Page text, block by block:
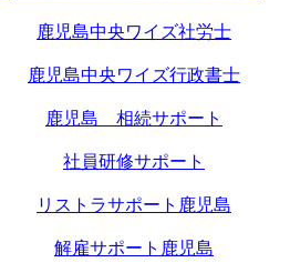
鹿児島中央ワイズ社労士
鹿児島中央ワイズ行政書士
鹿児島 相続サポート
社員研修サポート
リストラサポート鹿児島
解雇サポート鹿児島